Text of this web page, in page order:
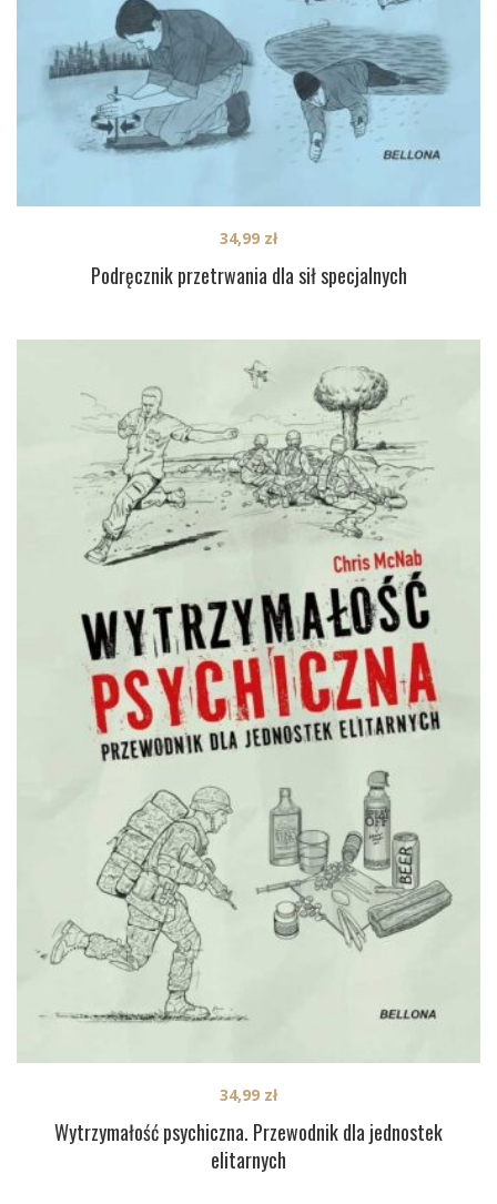
Podręcznik przetrwania dla sił specjalnych
34,99 zł
Wytrzymałość psychiczna. Przewodnik dla jednostek
elitarnych
34,99 zł